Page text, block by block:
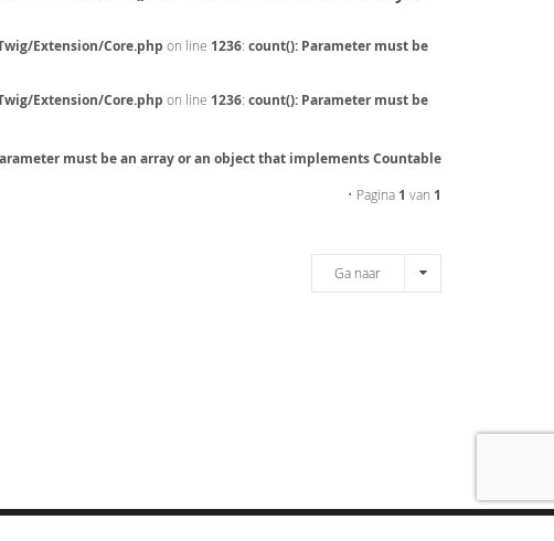
Extension/Core.php on line 1236: count(): Parameter must be
Extension/Core.php on line 1236: count(): Parameter must be
must be an array or an object that implements Countable
• Pagina 1 van 1
Ga naar